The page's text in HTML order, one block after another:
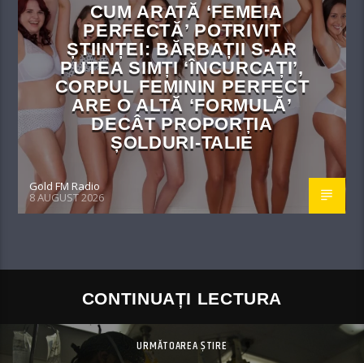
CUM ARATĂ ‘FEMEIA
PERFECTĂ’ POTRIVIT
ȘTIINȚEI: BĂRBAȚII S-AR
PUTEA SIMȚI ‘ÎNCURCAȚI’,
CORPUL FEMININ PERFECT
ARE O ALTĂ ‘FORMULĂ’
DECÂT PROPORȚIA
ȘOLDURI-TALIE
Gold FM Radio
8 AUGUST 2026
CONTINUAȚI LECTURA
URMĂTOAREA ȘTIRE